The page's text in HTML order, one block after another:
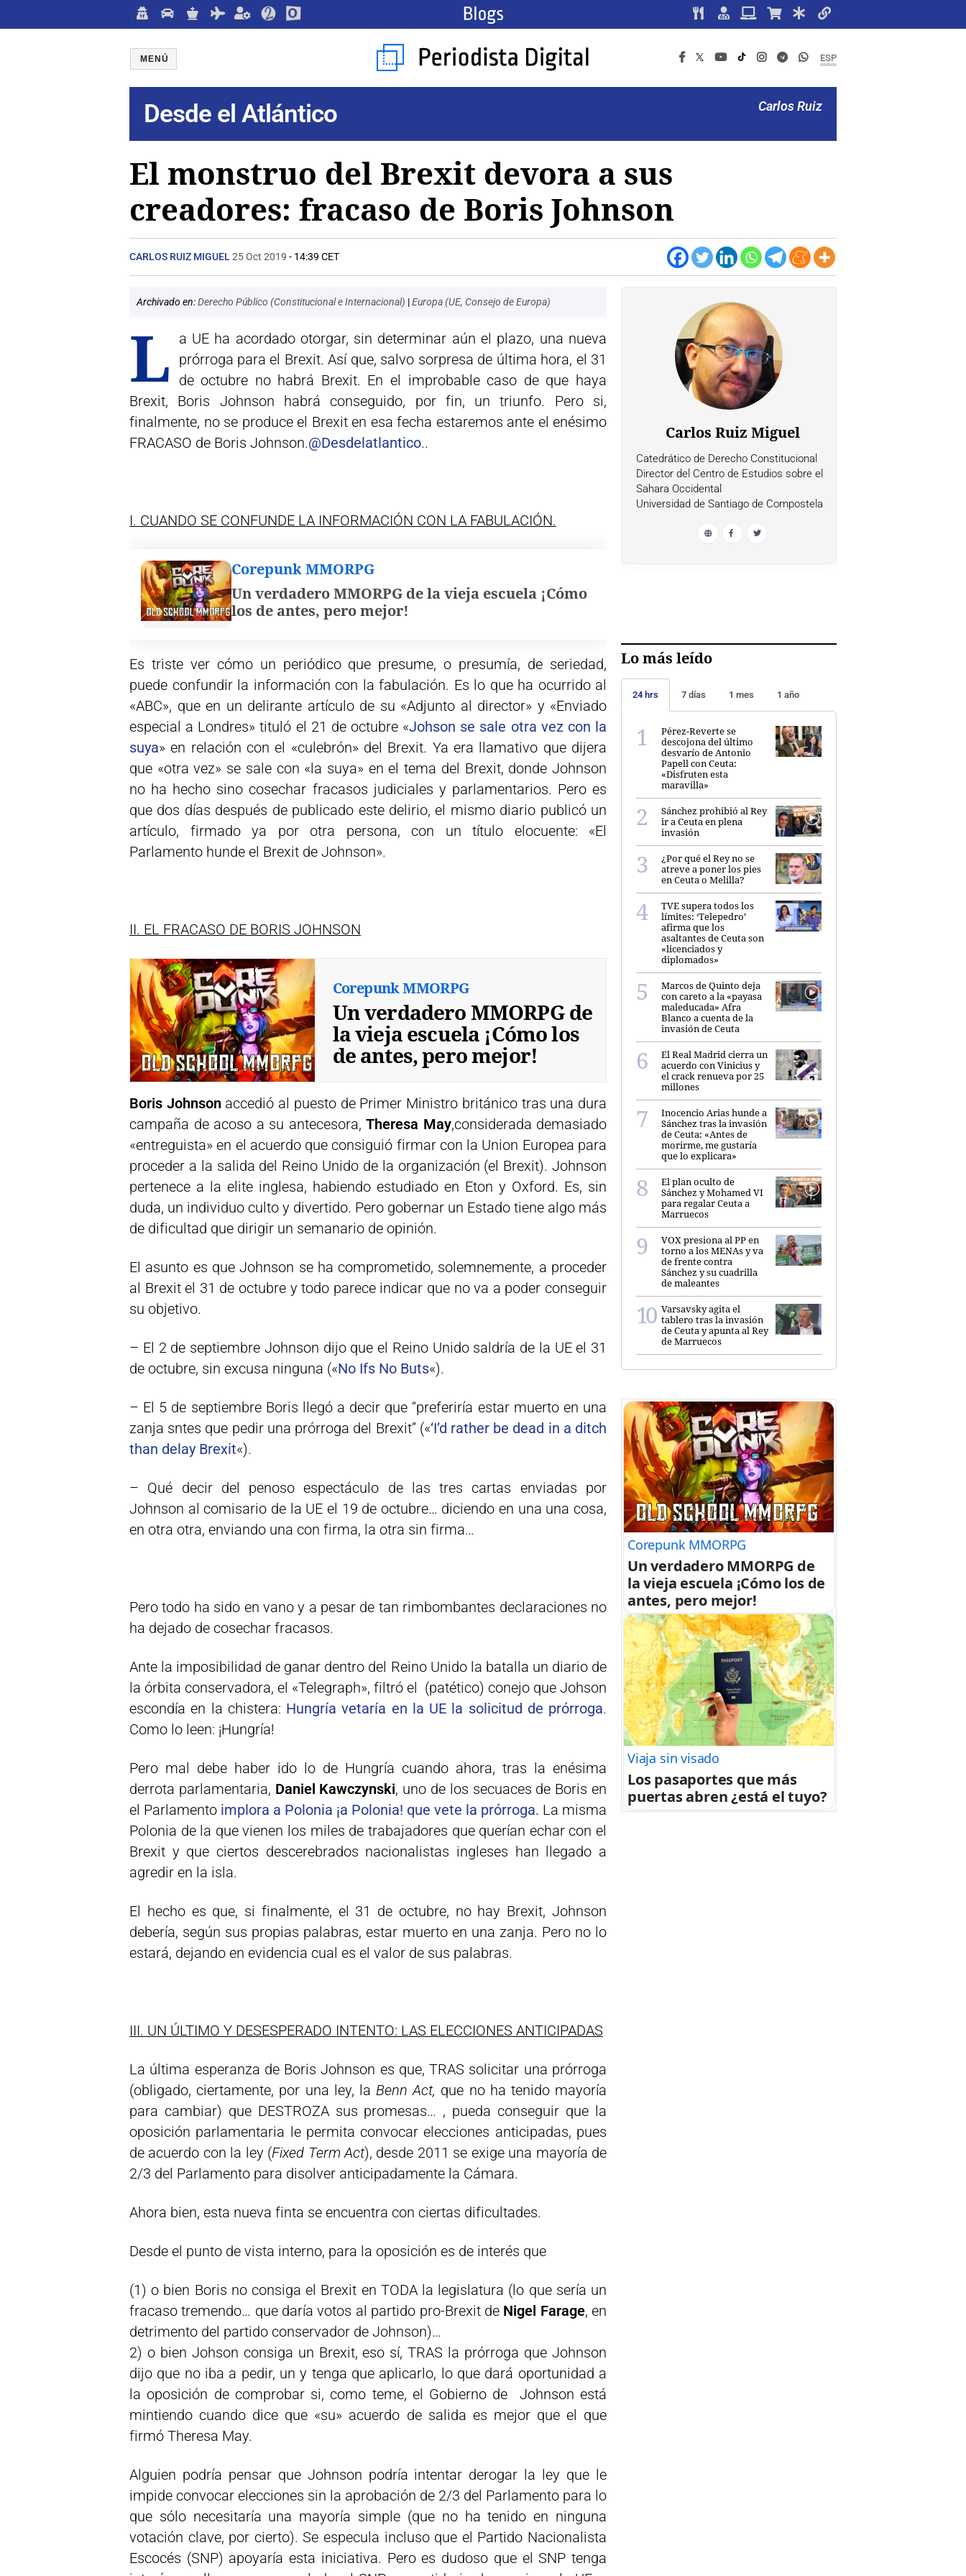
ESP
MENÚ
Desde el Atlántico Carlos Ruiz
El monstruo del Brexit devora a sus
creadores: fracaso de Boris Johnson
CARLOS RUIZ MIGUEL 25 Oct 2019 - 14:39 CET
Archivado en:Derecho Público (Constitucional e Internacional) |Europa (UE, Consejo de Europa)
L
a UE ha acordado otorgar, sin determinar aún el plazo, una nueva
prórroga para el Brexit. Así que, salvo sorpresa de última hora, el 31
de octubre no habrá Brexit. En el improbable caso de que haya
Brexit, Boris Johnson habrá conseguido, por fin, un triunfo. Pero si,
finalmente, no se produce el Brexit en esa fecha estaremos ante el enésimo
FRACASO de Boris Johnson.@Desdelatlantico..
I. CUANDO SE CONFUNDE LA INFORMACIÓN CON LA FABULACIÓN.
Corepunk MMORPG
Un verdadero MMORPG de la vieja escuela ¡Cómo
los de antes, pero mejor!
Es triste ver cómo un periódico que presume, o presumía, de seriedad,
puede confundir la información con la fabulación. Es lo que ha ocurrido al
«ABC», que en un delirante artículo de su «Adjunto al director» y «Enviado
especial a Londres» tituló el 21 de octubre «Johson se sale otra vez con la
suya» en relación con el «culebrón» del Brexit. Ya era llamativo que dijera
que «otra vez» se sale con «la suya» en el tema del Brexit, donde Johnson
no ha hecho sino cosechar fracasos judiciales y parlamentarios. Pero es
que dos días después de publicado este delirio, el mismo diario publicó un
artículo, firmado ya por otra persona, con un título elocuente: «El
Parlamento hunde el Brexit de Johnson».
II. EL FRACASO DE BORIS JOHNSON
Corepunk MMORPG
Un verdadero MMORPG de
la vieja escuela ¡Cómo los
de antes, pero mejor!
Boris Johnson accedió al puesto de Primer Ministro británico tras una dura
campaña de acoso a su antecesora, Theresa May,considerada demasiado
«entreguista» en el acuerdo que consiguió firmar con la Union Europea para
proceder a la salida del Reino Unido de la organización (el Brexit). Johnson
pertenece a la elite inglesa, habiendo estudiado en Eton y Oxford. Es, sin
duda, un individuo culto y divertido. Pero gobernar un Estado tiene algo más
de dificultad que dirigir un semanario de opinión.
El asunto es que Johnson se ha comprometido, solemnemente, a proceder
al Brexit el 31 de octubre y todo parece indicar que no va a poder conseguir
su objetivo.
– El 2 de septiembre Johnson dijo que el Reino Unido saldría de la UE el 31
de octubre, sin excusa ninguna («No Ifs No Buts«).
– El 5 de septiembre Boris llegó a decir que “preferiría estar muerto en una
zanja sntes que pedir una prórroga del Brexit” («‘I’d rather be dead in a ditch
than delay Brexit«).
– Qué decir del penoso espectáculo de las tres cartas enviadas por
Johnson al comisario de la UE el 19 de octubre… diciendo en una una cosa,
en otra otra, enviando una con firma, la otra sin firma…
Pero todo ha sido en vano y a pesar de tan rimbombantes declaraciones no
ha dejado de cosechar fracasos.
Ante la imposibilidad de ganar dentro del Reino Unido la batalla un diario de
la órbita conservadora, el «Telegraph», filtró el (patético) conejo que Johson
escondía en la chistera: Hungría vetaría en la UE la solicitud de prórroga.
Como lo leen: ¡Hungría!
Pero mal debe haber ido lo de Hungría cuando ahora, tras la enésima
derrota parlamentaria, Daniel Kawczynski, uno de los secuaces de Boris en
el Parlamento implora a Polonia ¡a Polonia! que vete la prórroga. La misma
Polonia de la que vienen los miles de trabajadores que querían echar con el
Brexit y que ciertos descerebrados nacionalistas ingleses han llegado a
agredir en la isla.
El hecho es que, si finalmente, el 31 de octubre, no hay Brexit, Johnson
debería, según sus propias palabras, estar muerto en una zanja. Pero no lo
estará, dejando en evidencia cual es el valor de sus palabras.
III. UN ÚLTIMO Y DESESPERADO INTENTO: LAS ELECCIONES ANTICIPADAS
La última esperanza de Boris Johnson es que, TRAS solicitar una prórroga
(obligado, ciertamente, por una ley, la Benn Act, que no ha tenido mayoría
para cambiar) que DESTROZA sus promesas… , pueda conseguir que la
oposición parlamentaria le permita convocar elecciones anticipadas, pues
de acuerdo con la ley (Fixed Term Act), desde 2011 se exige una mayoría de
2/3 del Parlamento para disolver anticipadamente la Cámara.
Ahora bien, esta nueva finta se encuentra con ciertas dificultades.
Desde el punto de vista interno, para la oposición es de interés que
(1) o bien Boris no consiga el Brexit en TODA la legislatura (lo que sería un
fracaso tremendo… que daría votos al partido pro-Brexit de Nigel Farage, en
detrimento del partido conservador de Johnson)…
2) o bien Johson consiga un Brexit, eso sí, TRAS la prórroga que Johnson
dijo que no iba a pedir, un y tenga que aplicarlo, lo que dará oportunidad a
la oposición de comprobar si, como teme, el Gobierno de Johnson está
mintiendo cuando dice que «su» acuerdo de salida es mejor que el que
firmó Theresa May.
Alguien podría pensar que Johnson podría intentar derogar la ley que le
impide convocar elecciones sin la aprobación de 2/3 del Parlamento para lo
que sólo necesitaría una mayoría simple (que no ha tenido en ninguna
votación clave, por cierto). Se especula incluso que el Partido Nacionalista
Escocés (SNP) apoyaría esta iniciativa. Pero es dudoso que el SNP tenga
Carlos Ruiz Miguel
Catedrático de Derecho Constitucional
Director del Centro de Estudios sobre el
Sahara Occidental
Universidad de Santiago de Compostela
Lo más leído
24 hrs 7 días 1 mes 1 año
Pérez-Reverte se
descojona del último
desvarío de Antonio
Papell con Ceuta:
«Disfruten esta
maravilla»
Sánchez prohibió al Rey
ir a Ceuta en plena
invasión
¿Por qué el Rey no se
atreve a poner los pies
en Ceuta o Melilla?
TVE supera todos los
límites: ‘Telepedro’
afirma que los
asaltantes de Ceuta son
«licenciados y
diplomados»
Marcos de Quinto deja
con careto a la «payasa
maleducada» Afra
Blanco a cuenta de la
invasión de Ceuta
El Real Madrid cierra un
acuerdo con Vinicius y
el crack renueva por 25
millones
Inocencio Arias hunde a
Sánchez tras la invasión
de Ceuta: «Antes de
morirme, me gustaría
que lo explicara»
El plan oculto de
Sánchez y Mohamed VI
para regalar Ceuta a
Marruecos
VOX presiona al PP en
torno a los MENAs y va
de frente contra
Sánchez y su cuadrilla
de maleantes
Varsavsky agita el
tablero tras la invasión
de Ceuta y apunta al Rey
de Marruecos
Corepunk MMORPG
Un verdadero MMORPG de
la vieja escuela ¡Cómo los de
antes, pero mejor!
Viaja sin visado
Los pasaportes que más
puertas abren ¿está el tuyo?